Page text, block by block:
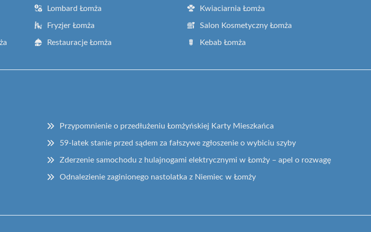
Lombard Łomża Kwiaciarnia Łomża
Fryzjer Łomża Salon Kosmetyczny Łomża
Restauracje Łomża Kebab Łomża
Przypomnienie o przedłużeniu Łomżyńskiej Karty Mieszkańca
59-latek stanie przed sądem za fałszywe zgłoszenie o wybiciu szyby
Zderzenie samochodu z hulajnogami elektrycznymi w Łomży – apel o rozwagę
Odnalezienie zaginionego nastolatka z Niemiec w Łomży